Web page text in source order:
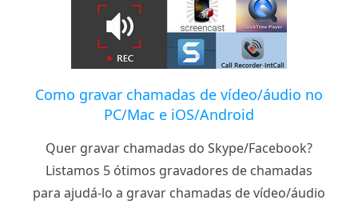
Como gravar chamadas de vídeo/áudio no
PC/Mac e iOS/Android
Quer gravar chamadas do Skype/Facebook?
Listamos 5 ótimos gravadores de chamadas
para ajudá-lo a gravar chamadas de vídeo/áudio